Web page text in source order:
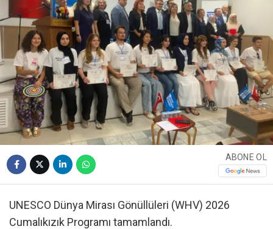
ABONE OL
UNESCO Dünya Mirası Gönüllüleri (WHV) 2026
Cumalıkızık Programı tamamlandı.